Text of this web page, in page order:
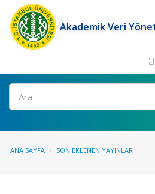
Akademik Veri
Ara
ANA SAYFA SON EKLENEN YAYINLAR